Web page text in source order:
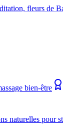
fleurs de
bien-être
naturelles pour